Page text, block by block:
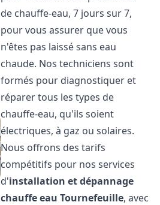
de chauffe-eau, 7 jours sur 7,
pour vous assurer que vous
n'êtes pas laissé sans eau
chaude. Nos techniciens sont
formés pour diagnostiquer et
réparer tous les types de
chauffe-eau, qu'ils soient
électriques, à gaz ou solaires.
Nous offrons des tarifs
compétitifs pour nos services
d'installation et dépannage
chauffe eau Tournefeuille, avec